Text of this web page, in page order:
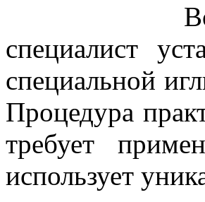
специалист
специальной
Процедура
требует
использует